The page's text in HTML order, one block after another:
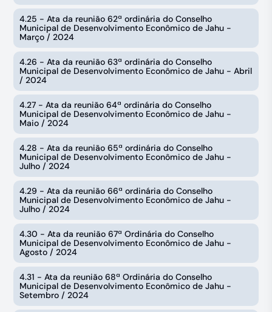
4.25 - Ata da reunião 62ª ordinária do Conselho
Municipal de Desenvolvimento Econômico de Jahu -
Março / 2024
4.26 - Ata da reunião 63ª ordinária do Conselho
Municipal de Desenvolvimento Econômico de Jahu - Abril
/ 2024
4.27 - Ata da reunião 64ª ordinária do Conselho
Municipal de Desenvolvimento Econômico de Jahu -
Maio / 2024
4.28 - Ata da reunião 65ª ordinária do Conselho
Municipal de Desenvolvimento Econômico de Jahu -
Julho / 2024
4.29 - Ata da reunião 66ª ordinária do Conselho
Municipal de Desenvolvimento Econômico de Jahu -
Julho / 2024
4.30 - Ata da reunião 67ª Ordinária do Conselho
Municipal de Desenvolvimento Econômico de Jahu -
Agosto / 2024
4.31 - Ata da reunião 68ª Ordinária do Conselho
Municipal de Desenvolvimento Econômico de Jahu -
Setembro / 2024